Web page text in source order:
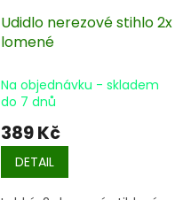
Udidlo nerezové stihlo 2x
lomené
Na objednávku - skladem
do 7 dnů
389 Kč
DETAIL